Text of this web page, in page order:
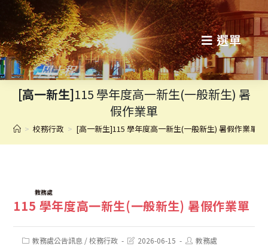
轉
至
主
選單
[高一新生]115 學年度高一新生(一般新生) 暑
假作業單
> 校務行政 > [高一新生]115 學年度高一新生(一般新生) 暑假作業單
TAGS:教務處
115 學年度高一新生(一般新生) 暑假作業單
Post教務處公告訊息 / 校務行政
Post2026-06-15
Post教務處